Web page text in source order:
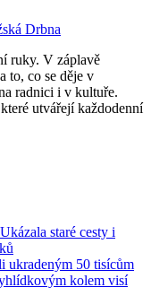
Drbna
ruky. V záplavě
to, co se děje v
radnici i v kultuře.
utvářejí každodenní
staré cesty i
ukradeným 50 tisícům
kolem visí